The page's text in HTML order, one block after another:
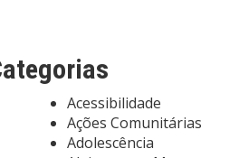
Acessibilidade
Ações Comunitárias
Adolescência